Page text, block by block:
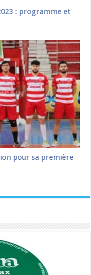
: programme et
pour sa première